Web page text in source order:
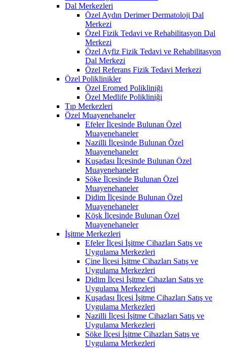
Dal Merkezleri
Özel Aydın Derimer Dermatoloji Dal
Merkezi
Özel Fizik Tedavi ve Rehabilitasyon Dal
Merkezi
Özel Ayfiz Fizik Tedavi ve Rehabilitasyon
Dal Merkezi
Özel Referans Fizik Tedavi Merkezi
Özel Poliklinikler
Özel Eromed Polikliniği
Özel Medlife Polikliniği
Tıp Merkezleri
Özel Muayenehaneler
Efeler İlçesinde Bulunan Özel
Muayenehaneler
Nazilli İlçesinde Bulunan Özel
Muayenehaneler
Kuşadası İlçesinde Bulunan Özel
Muayenehaneler
Söke İlçesinde Bulunan Özel
Muayenehaneler
Didim İlçesinde Bulunan Özel
Muayenehaneler
Köşk İlçesinde Bulunan Özel
Muayenehaneler
İşitme Merkezleri
Efeler İlçesi İşitme Cihazları Satış ve
Uygulama Merkezleri
Çine İlçesi İşitme Cihazları Satış ve
Uygulama Merkezleri
Didim İlçesi İşitme Cihazları Satış ve
Uygulama Merkezleri
Kuşadası İlçesi İşitme Cihazları Satış ve
Uygulama Merkezleri
Nazilli İlçesi İşitme Cihazları Satış ve
Uygulama Merkezleri
Söke İlçesi İşitme Cihazları Satış ve
Uygulama Merkezleri